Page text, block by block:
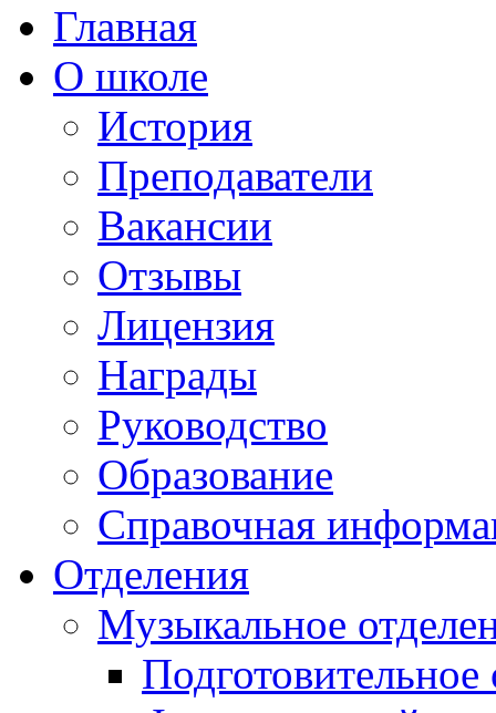
Главная
О школе
История
Преподаватели
Вакансии
Отзывы
Лицензия
Награды
Руководство
Образование
Справочная
Отделения
Музыкальное
Подготовительное